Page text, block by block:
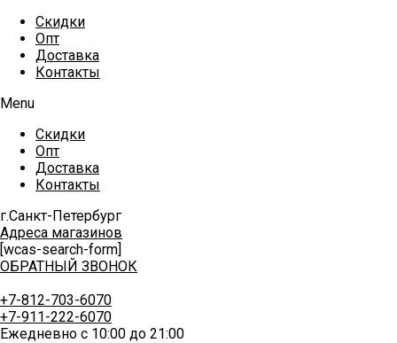
Скидки
Опт
Доставка
Контакты
Menu
Скидки
Опт
Доставка
Контакты
г.Санкт-Петербург
Адреса магазинов
[wcas-search-form]
ОБРАТНЫЙ ЗВОНОК
+7-812-703-6070
+7-911-222-6070
Ежедневно с 10:00 до 21:00